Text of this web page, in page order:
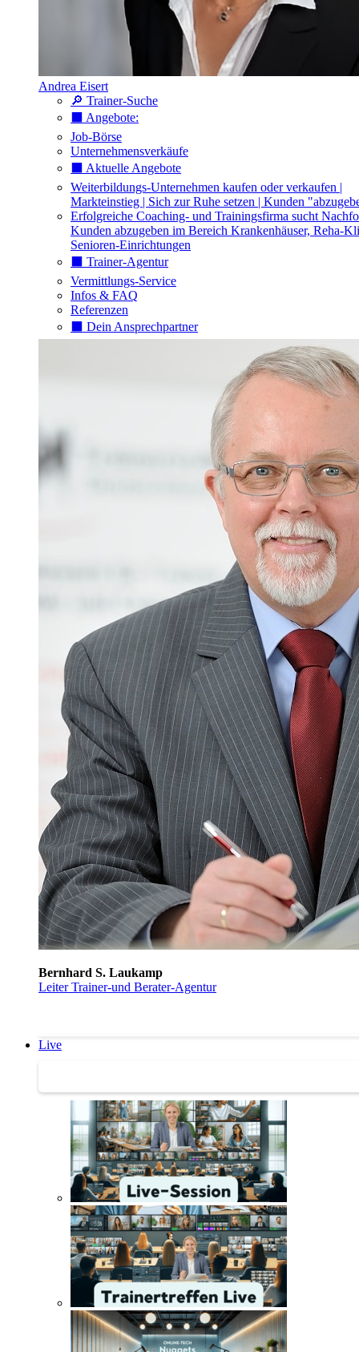
Andrea Eisert
🔎 Trainer-Suche
⬛️ Angebote:
Job-Börse
Unternehmensverkäufe
⬛️ Aktuelle Angebote
Weiterbildungs-Unternehmen kaufen oder verkaufen |
Markteinstieg | Sich zur Ruhe setzen | Kunden
Erfolgreiche Coaching- und Trainingsfirma sucht
Kunden abzugeben im Bereich Krankenhäuser, Reha-
Senioren-Einrichtungen
⬛️ Trainer-Agentur
Vermittlungs-Service
Infos & FAQ
Referenzen
⬛️ Dein Ansprechpartner
Bernhard S. Laukamp
Leiter Trainer-und Berater-Agentur
Live